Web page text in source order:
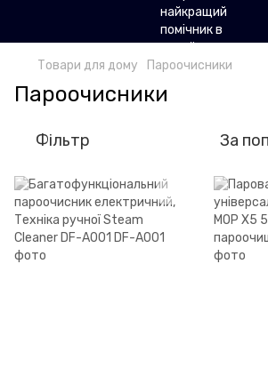
Товари для дому Пароочисники
Пароочисники
Фільтр За